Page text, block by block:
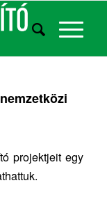
projektjeit egy